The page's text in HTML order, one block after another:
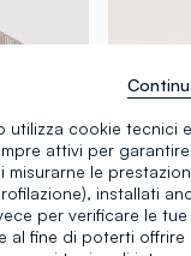
utilizza cookie tecnici
attivi per
misurarne le
installati
per verificare le
al fine di poterti